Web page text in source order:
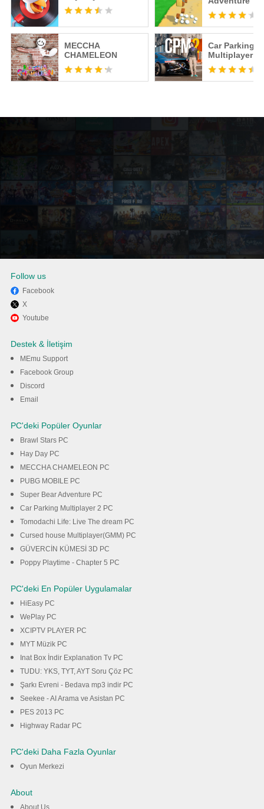
MECCHA
CHAMELEON
Car Parking
Multiplayer 2
PC’de MEmu ile Bike Life Moto
Stunt Games oyunun keyfini
Follow us
Facebook
X
Youtube
Destek & İletişim
MEmu Support
Facebook Group
Discord
Email
PC'deki Popüler Oyunlar
Brawl Stars PC
Hay Day PC
MECCHA CHAMELEON PC
PUBG MOBILE PC
Super Bear Adventure PC
Car Parking Multiplayer 2 PC
Tomodachi Life: Live The dream PC
Cursed house Multiplayer(GMM) PC
GÜVERCİN KÜMESİ 3D PC
Poppy Playtime - Chapter 5 PC
PC'deki En Popüler Uygulamalar
HiEasy PC
WePlay PC
XCIPTV PLAYER PC
MYT Müzik PC
Inat Box İndir Explanation Tv PC
TUDU: YKS, TYT, AYT Soru Çöz PC
Şarkı Evreni - Bedava mp3 indir PC
Seekee - AI Arama ve Asistan PC
PES 2013 PC
Highway Radar PC
PC'deki Daha Fazla Oyunlar
Oyun Merkezi
About